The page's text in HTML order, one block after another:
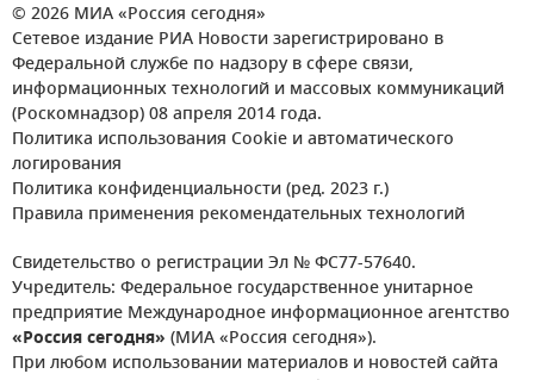
© 2026 МИА «Россия сегодня»
Сетевое издание РИА Новости зарегистрировано в
Федеральной службе по надзору в сфере связи,
информационных технологий и массовых коммуникаций
(Роскомнадзор) 08 апреля 2014 года.
Политика использования Cookie и автоматического
логирования
Политика конфиденциальности (ред. 2023 г.)
Правила применения рекомендательных технологий
Свидетельство о регистрации Эл № ФС77-57640.
Учредитель: Федеральное государственное унитарное
предприятие Международное информационное агентство
«Россия сегодня» (МИА «Россия сегодня»).
При любом использовании материалов и новостей сайта